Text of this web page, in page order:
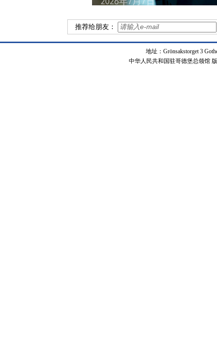
推荐给朋友：
地址：Grönsakstorget 3
中华人民共和国驻哥德堡总领馆